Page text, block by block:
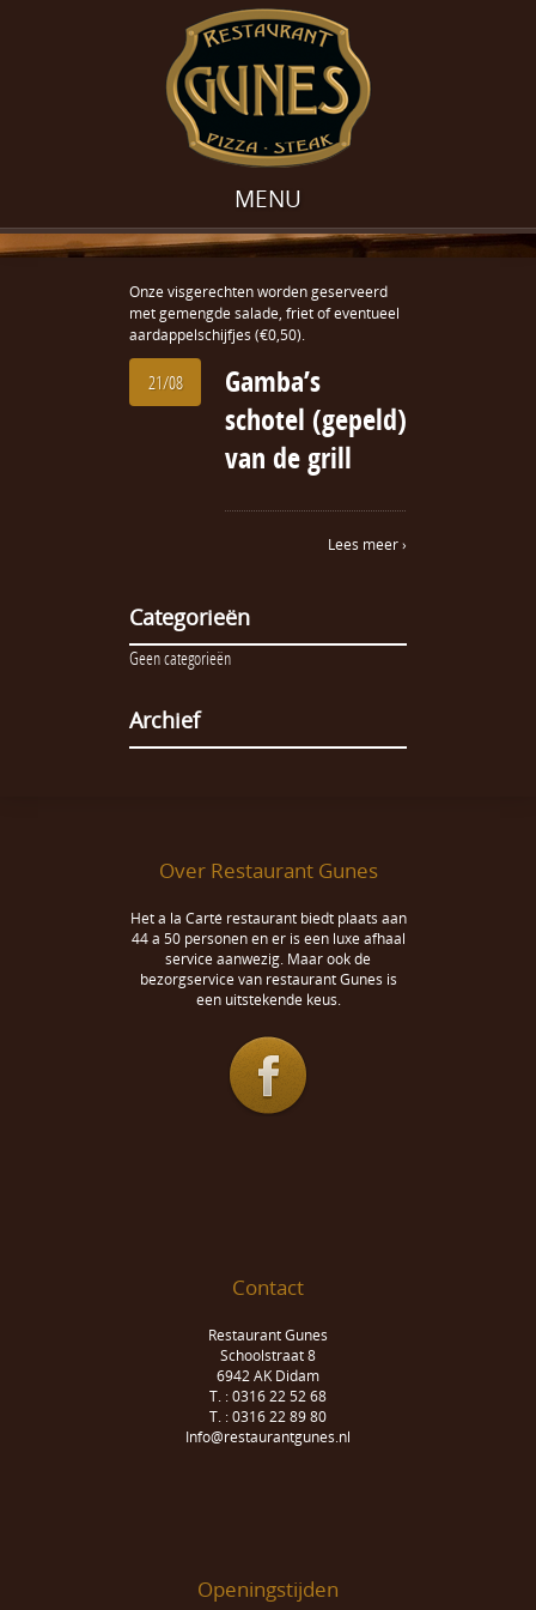
MENU
Onze visgerechten worden geserveerd
met gemengde salade, friet of eventueel
aardappelschijfjes (€0,50).
21/08
Gamba’s
schotel (gepeld)
van de grill
Lees meer ›
Categorieën
Geen categorieën
Archief
Over Restaurant Gunes
Het a la Carté restaurant biedt plaats aan
44 a 50 personen en er is een luxe afhaal
service aanwezig. Maar ook de
bezorgservice van restaurant Gunes is
een uitstekende keus.
Contact
Restaurant Gunes
Schoolstraat 8
6942 AK Didam
T. : 0316 22 52 68
T. : 0316 22 89 80
Info@restaurantgunes.nl
Openingstijden